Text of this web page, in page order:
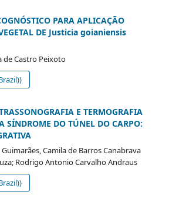
PARA APLICAÇÃO
DE Justicia goianiensis
de Castro Peixoto
E TERMOGRAFIA
SÍNDROME DO TÚNEL DO CARPO:
Guimarães, Camila de Barros Canabrava
Rodrigo Antonio Carvalho Andraus